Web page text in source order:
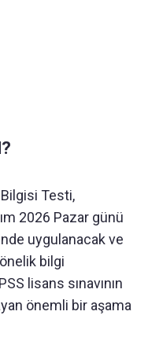
Testi,
2026 Pazar günü
uygulanacak ve
bilgi
lisans sınavının
önemli bir aşama